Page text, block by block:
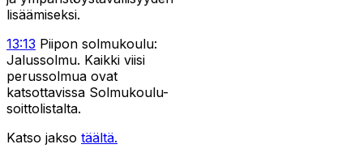
lisäämiseksi.
13:13 Piipon solmukoulu:
Jalussolmu. Kaikki viisi
perussolmua ovat
katsottavissa Solmukoulu-
soittolistalta.
Katso jakso täältä.